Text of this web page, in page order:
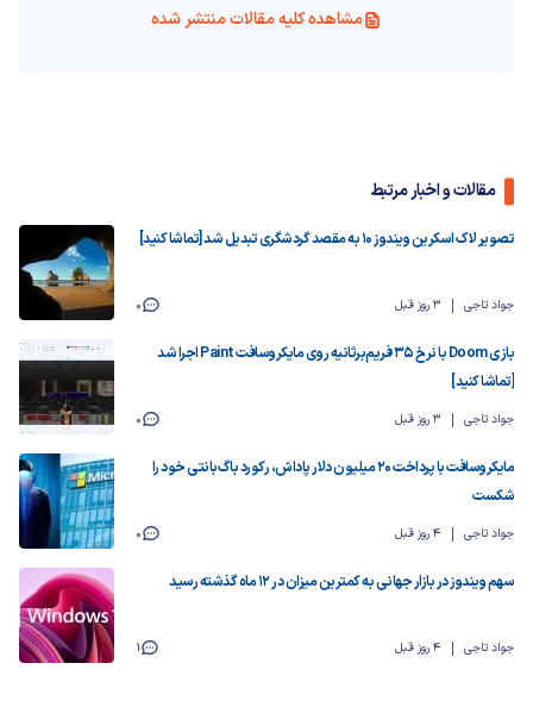
مشاهده کلیه مقالات منتشر شده
مقالات و اخبار مرتبط
تصویر لاک اسکرین ویندوز ۱۰ به مقصد گردشگری تبدیل شد [تماشا کنید]
جواد تاجی 3 روز قبل 0
بازی Doom با نرخ ۳۵ فریم‌برثانیه روی مایکروسافت Paint اجرا شد
[تماشا کنید]
جواد تاجی 3 روز قبل 0
مایکروسافت با پرداخت ۲۰ میلیون دلار پاداش، رکورد باگ‌بانتی خود را
شکست
جواد تاجی 4 روز قبل 0
سهم ویندوز در بازار جهانی به کمترین میزان در ۱۲ ماه گذشته رسید
جواد تاجی 4 روز قبل 1